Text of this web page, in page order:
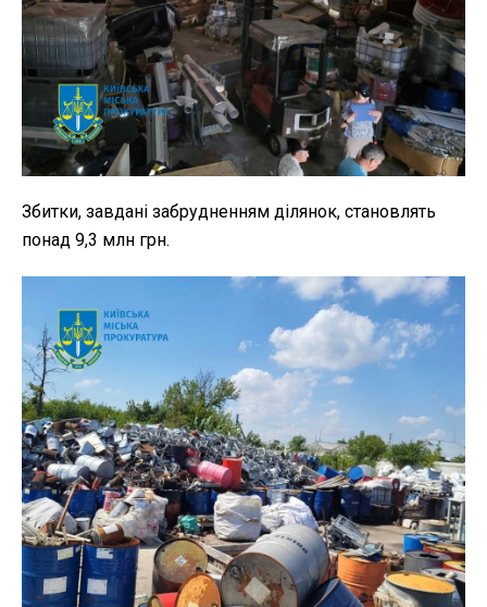
Збитки, завдані забрудненням ділянок, становлять
понад 9,3 млн грн.